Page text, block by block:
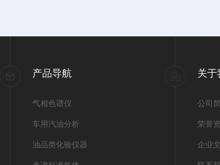
产品导航
气相色谱仪
车用汽油分析
油品类化验仪器
关于
公司
荣誉
企业